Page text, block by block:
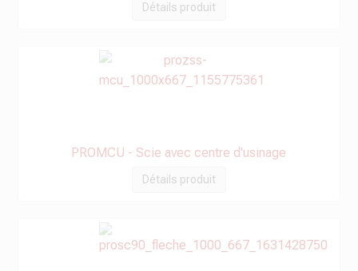
Détails produit
PROMCU - Scie avec centre d'usinage
Détails produit